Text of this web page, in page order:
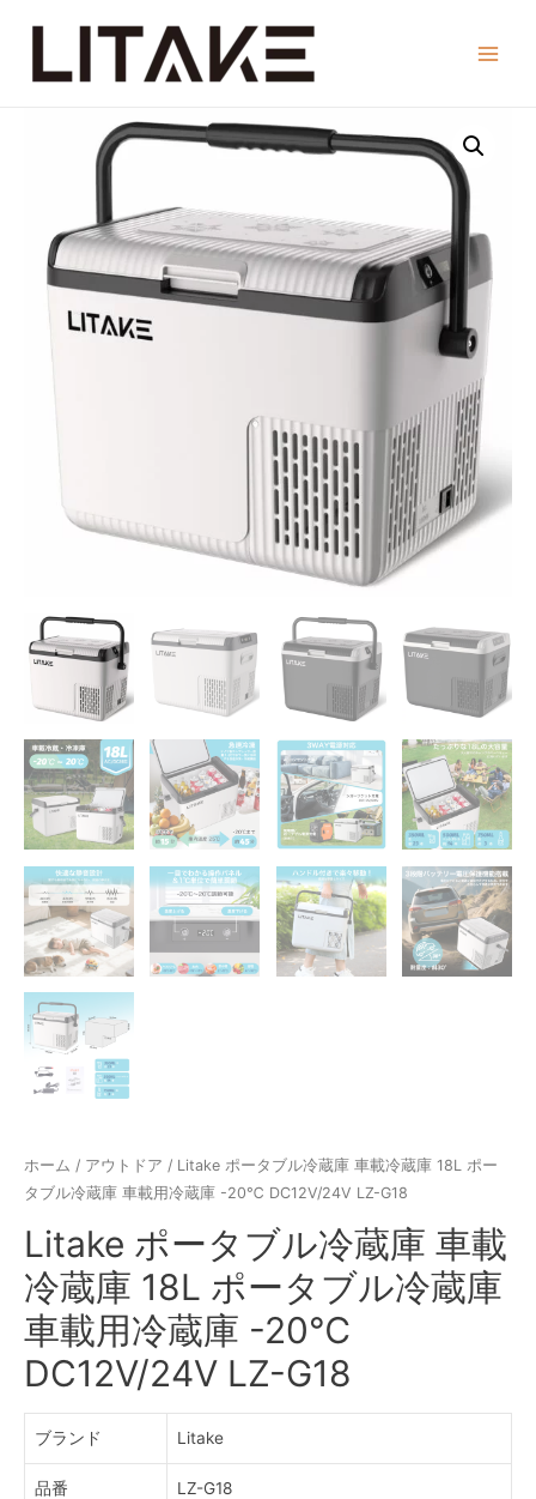
ホーム / アウトドア / Litake ポータブル冷蔵庫 車載冷蔵庫 18L ポー
タブル冷蔵庫 車載用冷蔵庫 -20℃ DC12V/24V LZ-G18
Litake ポータブル冷蔵庫 車載
冷蔵庫 18L ポータブル冷蔵庫
車載用冷蔵庫 -20℃
DC12V/24V LZ-G18
ブランド Litake
品番 LZ-G18